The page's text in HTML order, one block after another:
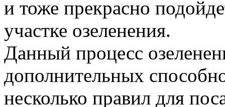
и тоже прекрасно
участке озеленения.
Данный процесс
дополнительных
несколько правил для